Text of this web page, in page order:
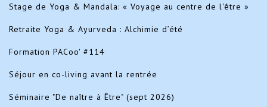
Stage de Yoga & Mandala: « Voyage au centre de l'être »
Retraite Yoga & Ayurveda : Alchimie d’été
Formation PACoo' #114
Séjour en co-living avant la rentrée
Séminaire "De naître à Être" (sept 2026)